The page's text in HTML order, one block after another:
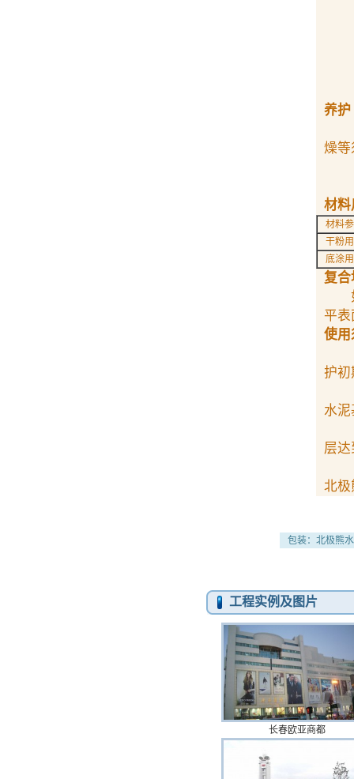
养护
燥等
材料
材料
干粉
底涂
复合
如
平表
使用
护初
水
层
北极
包装：北极熊
工程实例及图片
长春欧亚商都